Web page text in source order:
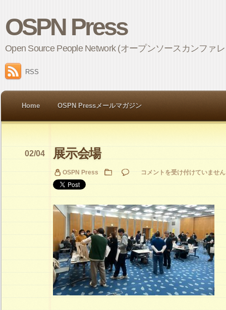
OSPN Press
Open Source People Network (オープンソースカンファ
RSS
Home OSPN Pressメールマガジン
展示会場
02/04
OSPN Press 展
場
は
コメントを受け付けていません